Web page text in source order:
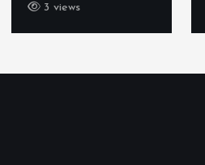
3 views